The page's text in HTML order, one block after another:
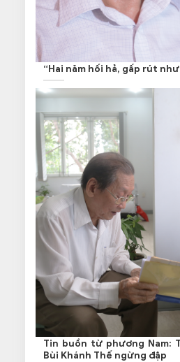
“Hai năm hối hả, gấp rút
Tin buồn từ phương Nam:
Bùi Khánh Thế ngừng đập